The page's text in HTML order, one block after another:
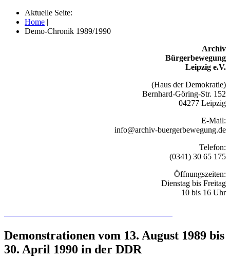
Aktuelle Seite:
Home |
Demo-Chronik 1989/1990
Archiv
Bürgerbewegung
Leipzig e.V.
(Haus der Demokratie)
Bernhard-Göring-Str. 152
04277 Leipzig
E-Mail:
info@archiv-buergerbewegung.de
Telefon:
(0341) 30 65 175
Öffnungszeiten:
Dienstag bis Freitag
10 bis 16 Uhr
Demonstrationen vom 13. August 1989 bis
30. April 1990 in der DDR